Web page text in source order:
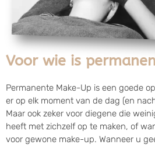
Voor wie is
Permanente Make-Up is een goede
er op elk moment van de dag (en
Maar ook zeker voor diegene die
heeft met zichzelf op te maken, of
voor gewone make-up. Wanneer u